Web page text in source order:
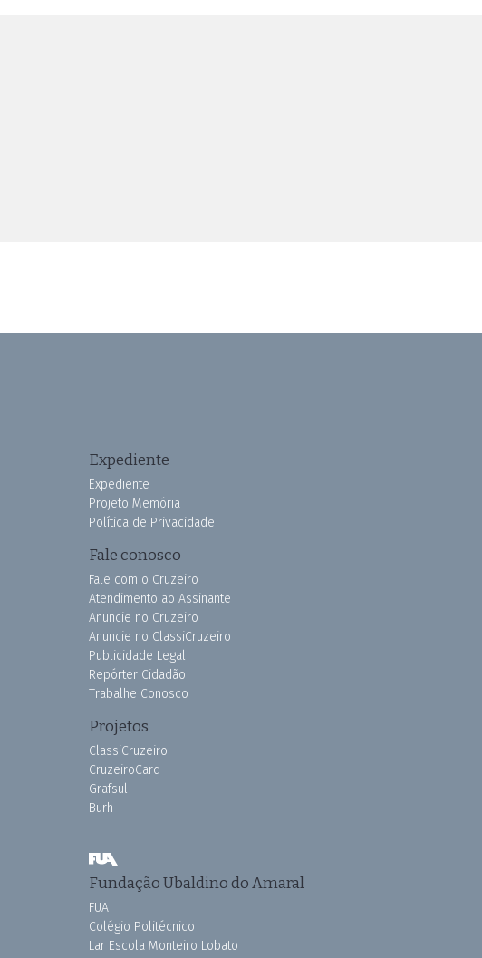
Expediente
Expediente
Projeto Memória
Política de Privacidade
Fale conosco
Fale com o Cruzeiro
Atendimento ao Assinante
Anuncie no Cruzeiro
Anuncie no ClassiCruzeiro
Publicidade Legal
Repórter Cidadão
Trabalhe Conosco
Projetos
ClassiCruzeiro
CruzeiroCard
Grafsul
Burh
Fundação Ubaldino do Amaral
FUA
Colégio Politécnico
Lar Escola Monteiro Lobato